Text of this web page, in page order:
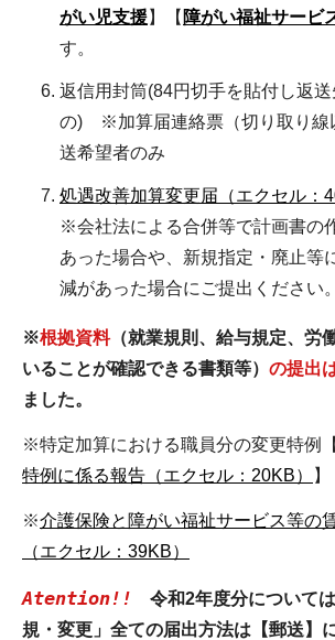
がい児支援】【 障がい福祉サービ
す。
返信用封筒(84円切手を貼付し返
の) ※加算届連絡票（切り取り線
送希望者のみ
処遇改善加算変更届（エクセル：
※会社法による合併等で計画書の
あった場合や、新規指定・廃止等
減があった場合にご提出ください。
※根拠資料（就業規則、給与規定、労
いることが確認できる書類等） の提出
ました。
※特定加算における職員分の変更特例【
特例に係る報告（エクセル：20KB）
※介護保険と障がい福祉サービス等の
（エクセル：39KB）
Atention!!
令和2年度分について
規・変更」全ての届出方法は【郵送】